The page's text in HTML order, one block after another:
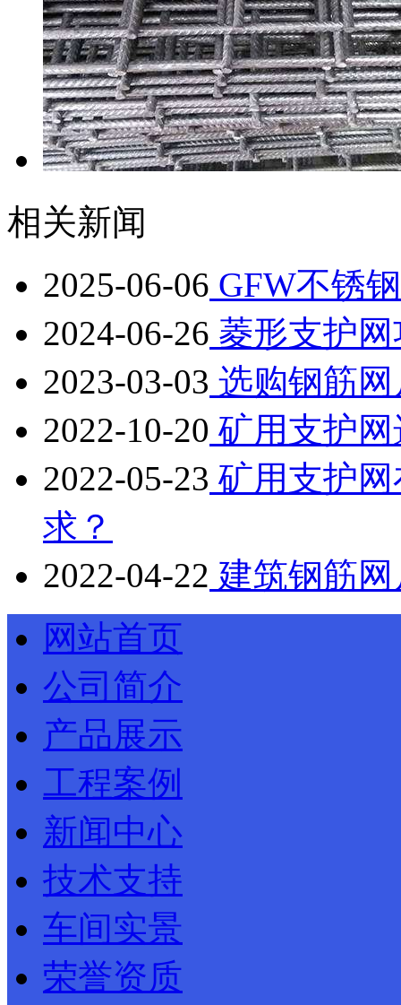
相关新闻
2025-06-06 GFW不锈
2024-06-26 菱形支护
2023-03-03 选购钢筋
2022-10-20 矿用支护
2022-05-23 矿用支护
求？
2022-04-22 建筑钢筋
网站首页
公司简介
产品展示
工程案例
新闻中心
技术支持
车间实景
荣誉资质